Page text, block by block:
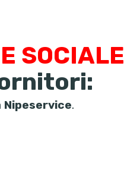
SOCIALE
Nipeservice.